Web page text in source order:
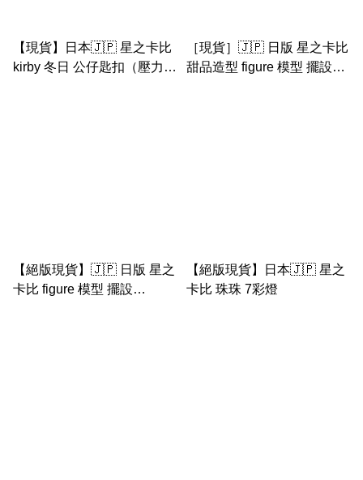
【現貨】日本🇯🇵 星之卡比
kirby 冬日 公仔匙扣（壓力波
［現貨］🇯🇵 日版 星之卡比
甜品造型 figure 模型 擺設
【絕版現貨】🇯🇵 日版 星之
卡比 figure 模型 擺設
【絕版現貨】日本🇯🇵 星之
卡比 珠珠 7彩燈